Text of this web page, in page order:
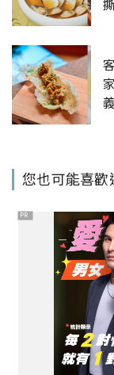
您也可能喜歡
PR